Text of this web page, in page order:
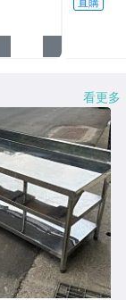
長柄油
看更多